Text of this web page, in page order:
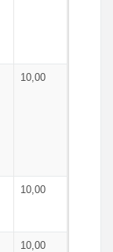
10,00
10,00
10,00